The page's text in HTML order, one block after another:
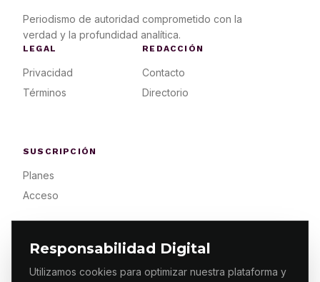
Responsabilidad Digital
Utilizamos cookies para optimizar nuestra plataforma y
Periodismo de autoridad comprometido con la
verdad y la profundidad analítica.
LEGAL
Privacidad
Términos
REDACCIÓN
Contacto
Directorio
SUSCRIPCIÓN
Planes
Acceso